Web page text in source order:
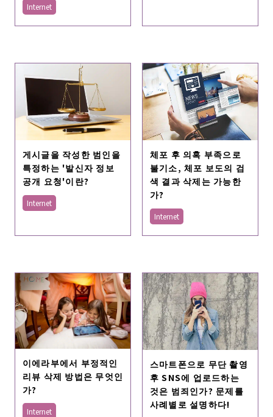
Internet
게시글을 작성한 범인을
특정하는 '발신자 정보
공개 요청'이란?
Internet
체포 후 의혹 부족으로
불기소, 체포 보도의 검
색 결과 삭제는 가능한
가?
Internet
이에라부에서 부정적인
리뷰 삭제 방법은 무엇인
가?
Internet
스마트폰으로 무단 촬영
후 SNS에 업로드하는
것은 범죄인가? 문제를
사례별로 설명하다!